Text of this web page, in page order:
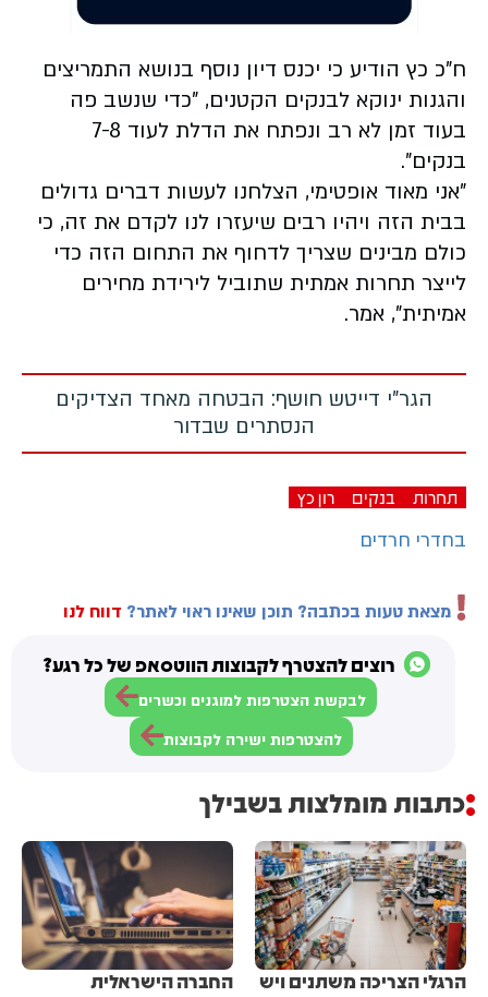
ח"כ כץ הודיע כי יכנס דיון נוסף בנושא התמריצים
והגנות ינוקא לבנקים הקטנים, "כדי שנשב פה
בעוד זמן לא רב ונפתח את הדלת לעוד 7-8
בנקים".
"אני מאוד אופטימי, הצלחנו לעשות דברים גדולים
בבית הזה ויהיו רבים שיעזרו לנו לקדם את זה, כי
כולם מבינים שצריך לדחוף את התחום הזה כדי
לייצר תחרות אמתית שתוביל לירידת מחירים
אמיתית", אמר.
הגר"י דייטש חושף: הבטחה מאחד הצדיקים
הנסתרים שבדור
תחרות בנקים רון כץ
בחדרי חרדים
מצאת טעות בכתבה? תוכן שאינו ראוי לאתר? דווח לנו
רוצים להצטרף לקבוצות הווטסאפ של כל רגע?
לבקשת הצטרפות למוגנים וכשרים
להצטרפות ישירה לקבוצות
כתבות מומלצות בשבילך
הרגלי הצריכה משתנים ויש
החברה הישראלית